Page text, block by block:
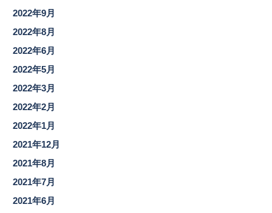
2022年9月
2022年8月
2022年6月
2022年5月
2022年3月
2022年2月
2022年1月
2021年12月
2021年8月
2021年7月
2021年6月